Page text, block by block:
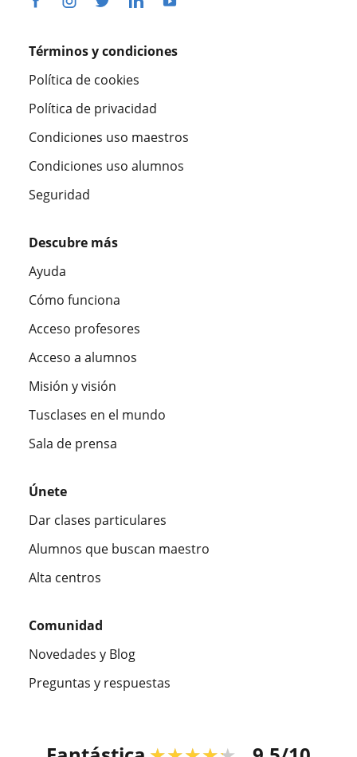
Términos y condiciones
Política de cookies
Política de privacidad
Condiciones uso maestros
Condiciones uso alumnos
Seguridad
Descubre más
Ayuda
Cómo funciona
Acceso profesores
Acceso a alumnos
Misión y visión
Tusclases en el mundo
Sala de prensa
Únete
Dar clases particulares
Alumnos que buscan maestro
Alta centros
Comunidad
Novedades y Blog
Preguntas y respuestas